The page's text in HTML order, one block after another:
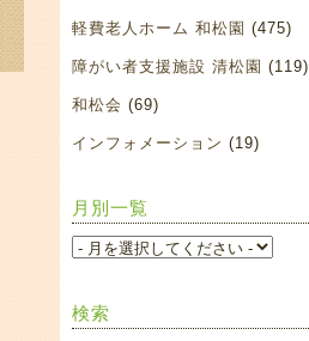
軽費老人ホーム 和松園 (475)
障がい者支援施設 清松園 (119)
和松会 (69)
インフォメーション (19)
月別一覧
検索